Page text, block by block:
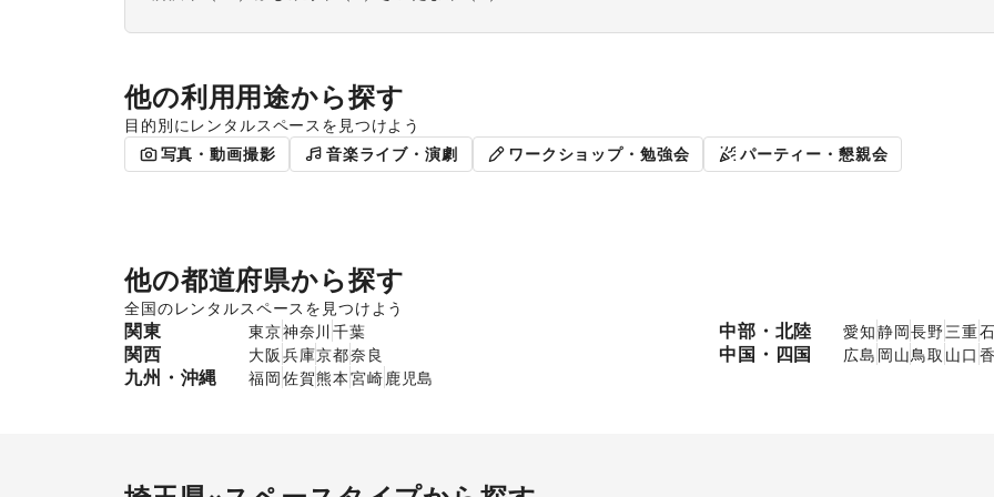
他の利用用途から探す
目的別にレンタルスペースを見つけよう
ポップアップストア 食品販売 販促イベント
写真・動画撮影 音楽ライブ・演劇 ワークショップ・勉強会 パーティー・懇親会
他の都道府県から探す
全国のレンタルスペースを見つけよう
関東 東京神奈川 千葉 中部・北陸 愛知静岡長野三重
関西 大阪 兵庫京都奈良 中国・四国 広島 岡山鳥取 山口
九州・沖縄 福岡佐賀熊本宮崎 鹿児島